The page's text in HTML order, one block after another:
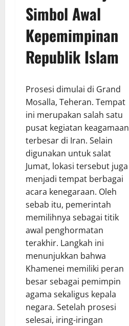
Simbol Awal
Kepemimpinan
Republik Islam
Prosesi dimulai di Grand
Mosalla, Teheran. Tempat
ini merupakan salah satu
pusat kegiatan keagamaan
terbesar di Iran. Selain
digunakan untuk salat
Jumat, lokasi tersebut juga
menjadi tempat berbagai
acara kenegaraan. Oleh
sebab itu, pemerintah
memilihnya sebagai titik
awal penghormatan
terakhir. Langkah ini
menunjukkan bahwa
Khamenei memiliki peran
besar sebagai pemimpin
agama sekaligus kepala
negara. Setelah prosesi
selesai, iring-iringan